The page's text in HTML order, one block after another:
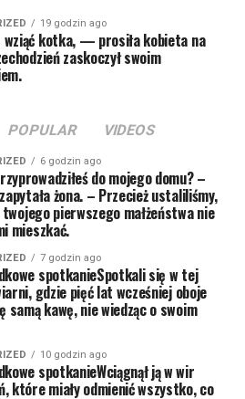
19 godzin ago
kotka, — prosiła kobieta na
zaskoczył swoim
POPULAR VIDEOS
6 godzin ago
do mojego domu? –
żona. – Przecież ustaliliśmy,
pierwszego małżeństwa nie
mieszkać.
7 godzin ago
spotkanieSpotkali się w tej
gdzie pięć lat wcześniej oboje
samą kawę, nie wiedząc o swoim
10 godzin ago
spotkanieWciągnął ją w wir
które miały odmienić wszystko, co